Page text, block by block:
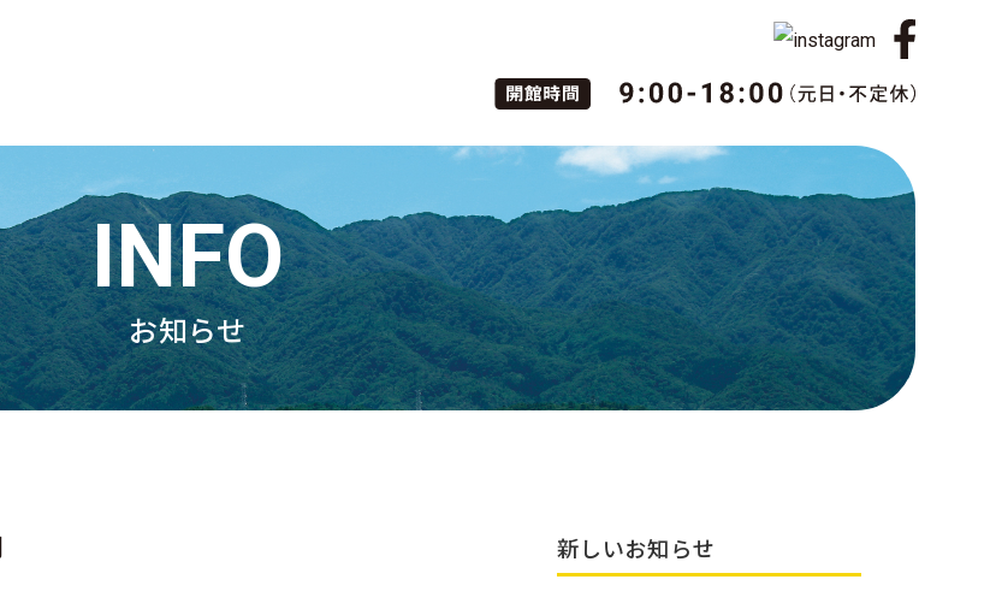
INFO
お知らせ
新しいお知らせ